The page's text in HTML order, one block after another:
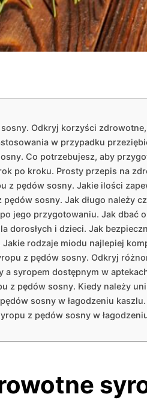
Odkryj korzyści
w przypadku
Co potrzebujesz, aby
po kroku. Prosty przepis na
z pędów sosny. Jakie ilości
sosny. Jak długo należy
jego przygotowaniu. Jak dbać
dorosłych i dzieci. Jak
rodzaje miodu najlepiej
z pędów sosny. Odkryj
a syropem dostępnym w
z pędów sosny. Kiedy należy
sosny w łagodzeniu
z pędów sosny w